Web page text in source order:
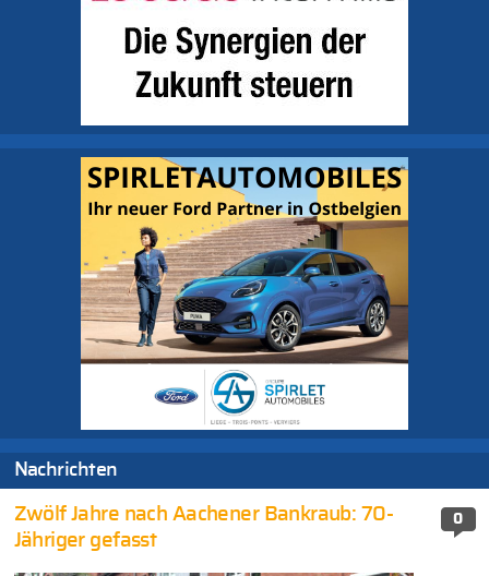
Nachrichten
0
Zwölf Jahre nach Aachener Bankraub: 70-
Jähriger gefasst